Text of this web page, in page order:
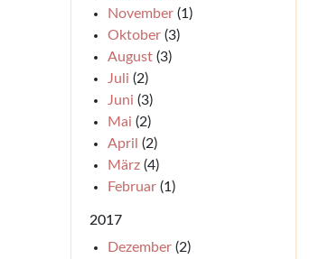
November(1)
Oktober(3)
August(3)
Juli (2)
Juni (3)
Mai (2)
April (2)
März(4)
Februar(1)
2017
Dezember(2)